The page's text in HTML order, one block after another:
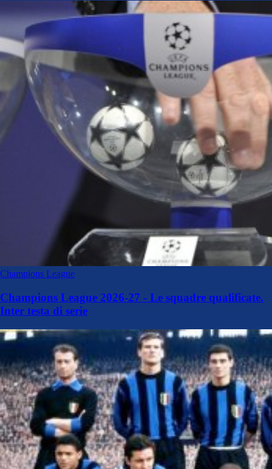
Champions League
Champions League 2026-27 - Le squadre qualificate.
Inter testa di serie